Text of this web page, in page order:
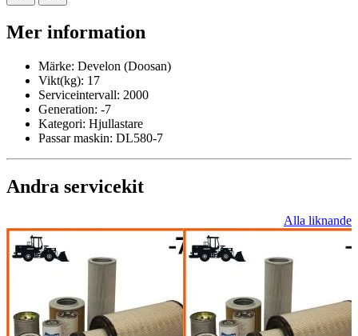
Mer information
Märke: Develon (Doosan)
Vikt(kg): 17
Serviceintervall: 2000
Generation: -7
Kategori: Hjullastare
Passar maskin: DL580-7
Andra servicekit
Alla liknande